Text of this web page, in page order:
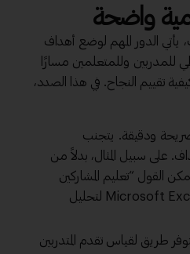
واضحة
يأتي الدور المهم لوضع أهداف
للمدربين وللمتعلمين مسارًا
تقييم النجاح. في هذا الصدد،
ودقيقة. يتجنب
على سبيل المثال، بدلاً من
القول “تعليم المشاركين
كيفية استخدام برنامج Microsoft Excel لتحليل
طريق لقياس تقدم المتدربين